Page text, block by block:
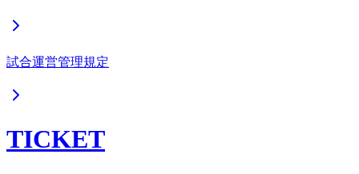
試合運営管理規定
TICKET